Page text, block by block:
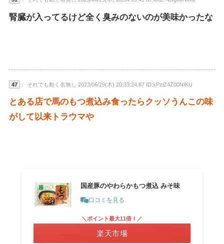
腎臓が入ってるけど全く臭みのないのが美味かったな
47 ： それでも動く名無し 2023/06/29(木) 20:33:24.87 ID:xPzlZ4Z00NIKU
とある店で馬のもつ煮込み食ったらクッソうんこの味
がして以来トラウマや
国産豚のやわらかもつ煮込 みそ味
口コミを見る
＼ポイント最大11倍！／
楽天市場